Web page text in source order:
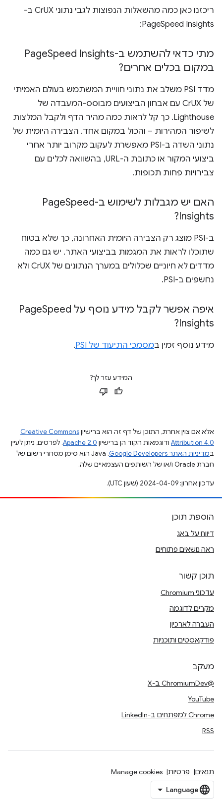
ריכזנו כאן כמה מהשאלות הנפוצות לגבי נתוני CrUX ב-
PageSpeed Insights:
מתי כדאי להשתמש ב-PageSpeed Insights
במקום בכלים אחרים?
מדד PSI משלב את נתוני חוויית המשתמש בעולם האמיתי
של CrUX עם אבחון הביצועים מבוסס-המעבדה של
Lighthouse. כך קל לראות כמה מהיר הדף ולקבל המלצות
לשיפור המהירות – והכול במקום אחד. הצבירה היומית של
נתוני השדה ב-PSI מאפשרת לעקוב מקרוב יותר אחרי
ביצועי המקור או כתובת ה-URL, בהשוואה לכלים עם
צבירויות פחות תכופות.
האם יש מגבלות לשימוש ב-PageSpeed
Insights?
ב-PSI מוצג רק הצבירה היומית האחרונה, כך שלא בטוח
שתוכלו לראות את המגמות בביצועי האתר. יש גם כמה
מדדים לא חיוניים שכלולים במערך הנתונים של CrUX ולא
נחשפים ב-PSI.
איפה אפשר לקבל מידע נוסף על Page Speed
Insights?
מידע נוסף זמין במסמכי התיעוד של PSI .
המידע עזר לך?
אלא אם צוין אחרת, התוכן של דף זה הוא ברישיוןCreative Commons
Attribution 4.0 ודוגמאות הקוד הן ברישיון Apache 2.0. לפרטים, ניתן לעיין
במדיניות האתר Google Developers‏
.‏ Java הוא סימן מסחרי רשום של
חברת Oracle ו/או של השותפים העצמאיים שלה.
עדכון אחרון: 2024-04-09 (שעון UTC).
הוספת תוכן
דיווח על באג
ראה נושאים פתוחים
תוכן קשור
עדכוני Chromium
מקרים לדוגמה
העברה לארכיון
פודקאסטים ותוכניות
מעקב
@ChromiumDev ב-X
YouTube
Chrome למפתחים ב-LinkedIn
RSS
תנאים פרטיות Manage cookies